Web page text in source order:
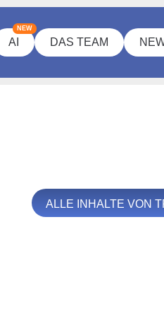
AI
NEW
DAS TEAM
ALLE INHALTE VON